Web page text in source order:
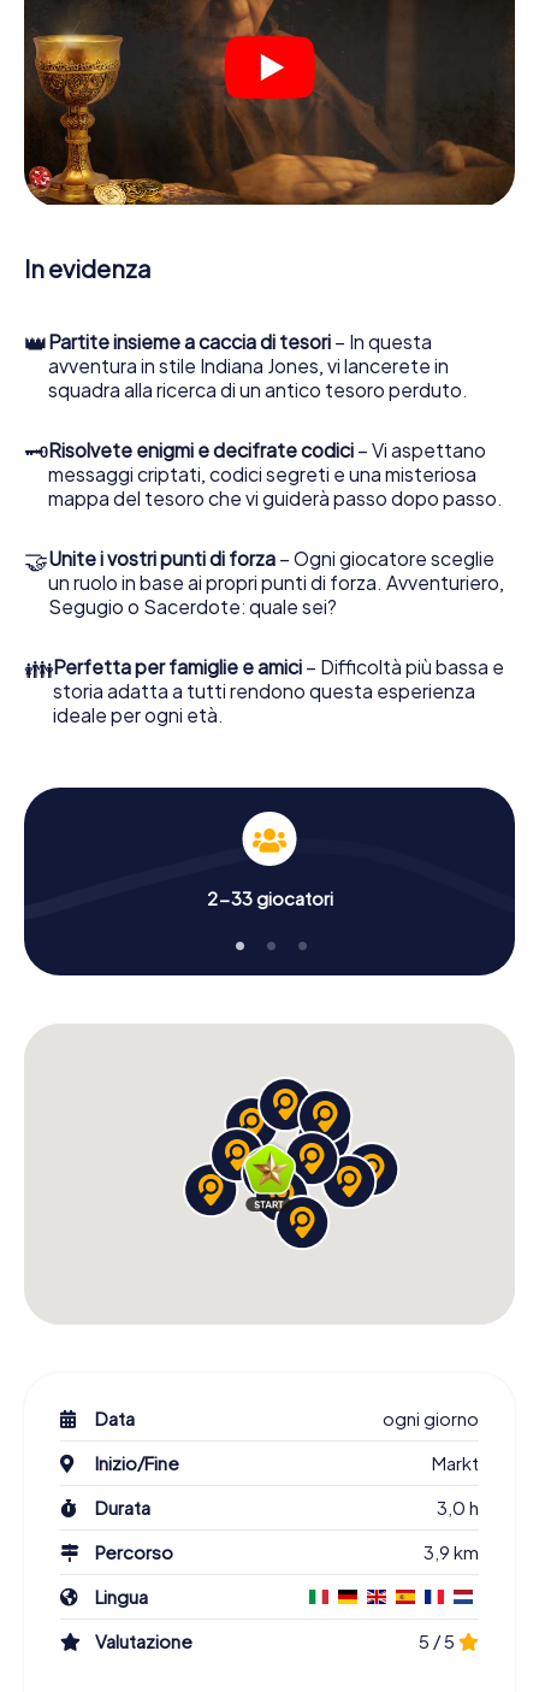
Una volta assegnati i ruoli, può iniziare la caccia al tesoro
del thriller poliziesco a Jüterbog: puoi decifrare codici
crittografati, risolvere complicati compiti logici e cercare
indizi, indizi in vari luoghi della città. Il suo smartphone è il
suo strumento di indagine più importante: la nostra app
web sviluppata appositamente le consente di interrogare
le persone di contatto ed esaminare stringhe
enigmatiche, la aiuta a raccogliere oggetti e la guida in
sicurezza per Jüterbog.
Nel corso della caccia al tesoro a Jüterbog, lei e il suo
team vi immergerete sempre più in profondità
In evidenza
👑Partite insieme a caccia di tesori – In questa
avventura in stile Indiana Jones, vi lancerete in
squadra alla ricerca di un antico tesoro perduto.
🗝Risolvete enigmi e decifrate codici – Vi aspettano
messaggi criptati, codici segreti e una misteriosa
mappa del tesoro che vi guiderà passo dopo passo.
🤝Unite i vostri punti di forza – Ogni giocatore sceglie
un ruolo in base ai propri punti di forza. Avventuriero,
Segugio o Sacerdote: quale sei?
👪Perfetta per famiglie e amici – Difficoltà più bassa e
storia adatta a tutti rendono questa esperienza
ideale per ogni età.
2-33 giocatori
Data
ogni giorno
Inizio/Fine
Markt
Durata
3,0 h
Percorso
3,9 km
Lingua
Valutazione
5 / 5